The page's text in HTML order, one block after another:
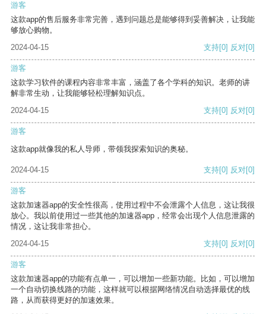
游客
这款app的售后服务非常完善，遇到问题总是能够得到妥善解决，让我能
够放心购物。
2024-04-15
支持[0] 反对[0]
游客
这款学习软件的课程内容非常丰富，涵盖了各个学科的知识。老师的讲
解非常生动，让我能够轻松理解知识点。
2024-04-15
支持[0] 反对[0]
游客
这款app就像我的私人导师，带领我探索知识的奥秘。
2024-04-15 支持[0] 反对[0]
游客
这款加速器app的安全性很高，使用过程中不会泄露个人信息，这让我很
放心。我以前使用过一些其他的加速器app，经常会出现个人信息泄露的
情况，这让我非常担心。
2024-04-15
支持[0] 反对[0]
游客
这款加速器app的功能有点单一，可以增加一些新功能。比如，可以增加
一个自动切换线路的功能，这样就可以根据网络情况自动选择最优的线
路，从而获得更好的加速效果。